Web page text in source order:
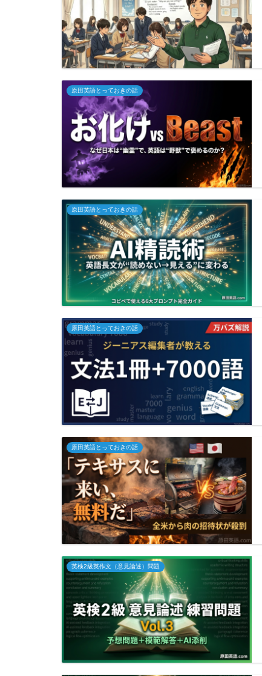
原田英語とっておきの話
原田英語とっておきの話
原田英語とっておきの話
原田英語とっておきの話
英検2級英作文（意見論述）問題